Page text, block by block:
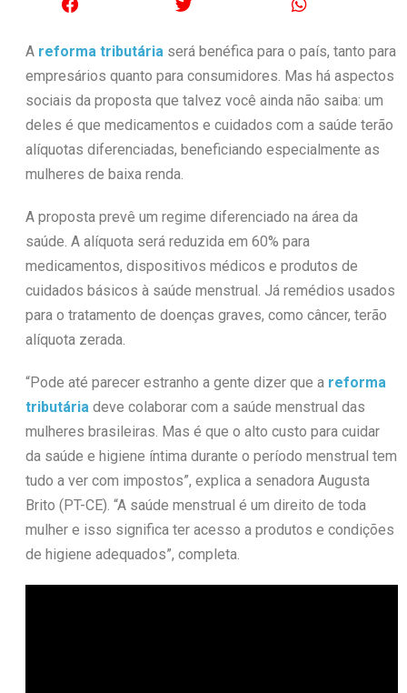
A reforma tributária será benéfica para o país, tanto para
empresários quanto para consumidores. Mas há aspectos
sociais da proposta que talvez você ainda não saiba: um
deles é que medicamentos e cuidados com a saúde terão
alíquotas diferenciadas, beneficiando especialmente as
mulheres de baixa renda.
A proposta prevê um regime diferenciado na área da
saúde. A alíquota será reduzida em 60% para
medicamentos, dispositivos médicos e produtos de
cuidados básicos à saúde menstrual. Já remédios usados
para o tratamento de doenças graves, como câncer, terão
alíquota zerada.
“Pode até parecer estranho a gente dizer que a reforma
tributária deve colaborar com a saúde menstrual das
mulheres brasileiras. Mas é que o alto custo para cuidar
da saúde e higiene íntima durante o período menstrual tem
tudo a ver com impostos”, explica a senadora Augusta
Brito (PT-CE). “A saúde menstrual é um direito de toda
mulher e isso significa ter acesso a produtos e condições
de higiene adequados”, completa.